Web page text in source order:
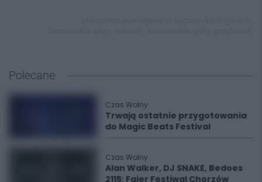
Polecane
Czas Wolny
Trwają ostatnie przygotowania
do Magic Beats Festival
Czas Wolny
Alan Walker, DJ SNAKE, Bedoes
2115: Fajer Festiwal Chorzów